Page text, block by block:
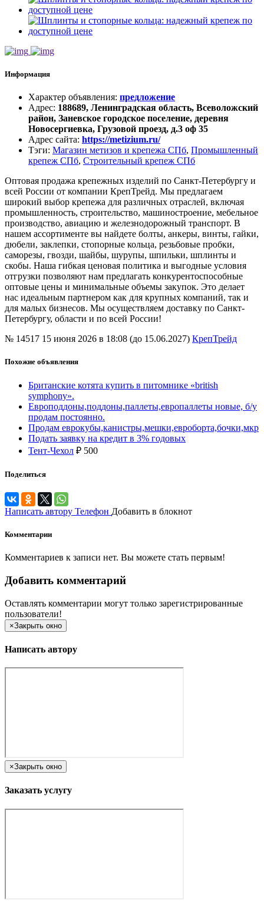
Информация
Характер объявления: предложение
Адрес: 188689, Ленинградская область, Всеволожский
район, Заневское городское поселение, деревня
Новосергиевка, Грузовой проезд, д.3 оф 35
Адрес сайта: https://metizium.ru/
Тэги: Магазин метизов и крепежа СПб, Промышленный
крепеж СПб, Строительный крепеж СПб
Оптовая продажа крепежных изделий по Санкт-Петербургу и
всей России от компании КрепТрейд. Мы предлагаем
широкий выбор крепежа для различных отраслей, включая
промышленность, строительство, машиностроение, мебельное
производство, авиацию и железнодорожный транспорт. В
нашем ассортименте вы найдете болты, анкеры, винты, гайки,
дюбели, заклепки, стопорные кольца, резьбовые пробки,
саморезы, гвозди, шайбы, шурупы, шпильки, шплинты и
скобы. Наша гибкая ценовая политика и выгодные условия
отгрузки позволяют нам предлагать конкурентоспособные
оптовые цены и минимальные объемы закупок. Это делает
нас идеальным партнером как для крупных компаний, так и
для малых бизнесов. Мы осуществляем доставку по Санкт-
Петербургу, области и по всей России!
№ 14517 15 июня 2026 в 18:08 (до 15.06.2027) КрепТрейд
Похожие объявления
Британские котята купить в питомнике «british
symphony».
Европоддоны,поддоны,паллеты,европаллеты новые, б/у
продам постоянно.
Продам еврокубы,канистры,мешки,евроборта,бочки,мкр
Подать заявку на кредит в 3% годовых
Тент-Чехол ₽ 500
Поделиться
Написать автору Телефон Добавить в блокнот
Комментарии
Комментариев к записи нет. Вы можете стать первым!
Добавить комментарий
Оставлять комментарии могут только зарегистрированные
пользователи!
×Закрыть окно
Написать автору
×Закрыть окно
Заказать услугу